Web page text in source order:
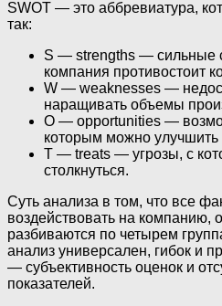
SWOT — это аббревиатура,
так:
S — strengths — сильные
компания противостоит
W — weaknesses —
наращивать объемы
О — opportunities —
которым можно
T — treats — угрозы, с
столкнуться.
Суть анализа в том, что все
воздействовать на компанию,
разбиваются по четырем
анализ универсален, гибок и
— субъективность оценок и
показателей.